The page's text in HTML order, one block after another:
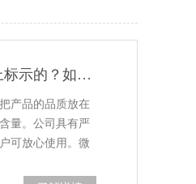
如何确保我买的微生态制剂含量是说明书上标示的？如何检测？
产品的品质放在
量。公司具有严
可放心使用。微